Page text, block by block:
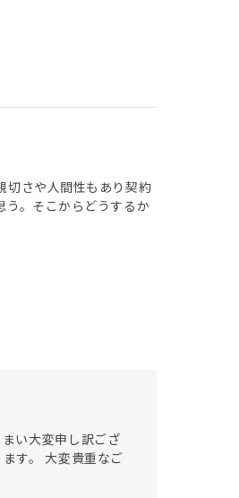
切さや人間性もあり契約
。そこからどうするか
い大変申し訳ござ
す。 大変貴重なご